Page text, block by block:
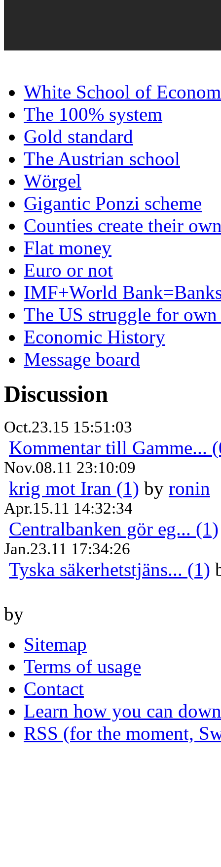
White School of
The 100% system
Gold standard
The Austrian school
Wörgel
Gigantic Ponzi scheme
Counties create their
Flat money
Euro or not
IMF+World
The US struggle for
Economic History
Message board
Discussion
Oct.23.15 15:51:03
Kommentar till Gamme...
Nov.08.11 23:10:09
krig mot Iran (1) by ronin
Apr.15.11 14:32:34
Centralbanken gör eg... (1)
Jan.23.11 17:34:26
Tyska säkerhetstjäns... (1)
by
Sitemap
Terms of usage
Contact
Learn how you can
RSS (for the moment,